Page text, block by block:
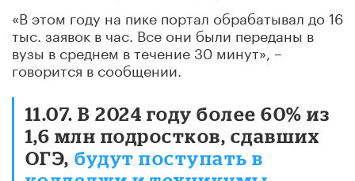
«В этом году на пике портал обрабатывал до 16
тыс. заявок в час. Все они были переданы в
вузы в среднем в течение 30 минут», –
говорится в сообщении.
11.07. В 2024 году более 60% из
1,6 млн подростков, сдавших
ОГЭ, будут поступать в